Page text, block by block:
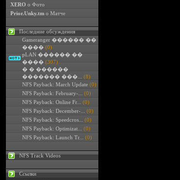
XERO о Фото
Prior.Unky.tmо Матче
Последние обсуждения
Gameranger ������ ��
���� (0)
pLAN ������ ��
���� (307)
� � ������
������� ���...
(8)
NFS Payback: March Update (0)
NFS Payback: February-...
(0)
NFS Payback: Online Fr...
(0)
NFS Payback: December-...
(0)
NFS Payback: Speedcros...
(0)
NFS Payback: Optimizat...
(0)
NFS Payback: Launch Tr...
(0)
NFS Track Videos
Ссылки